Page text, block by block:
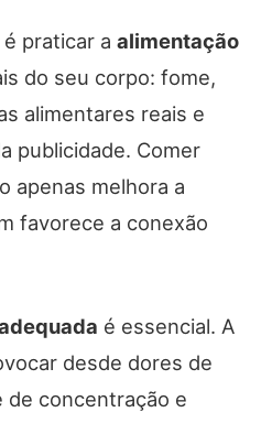
praticar a alimentação
do seu corpo: fome,
alimentares reais e
publicidade. Comer
apenas melhora a
favorece a conexão
é essencial. A
desde dores de
de concentração e